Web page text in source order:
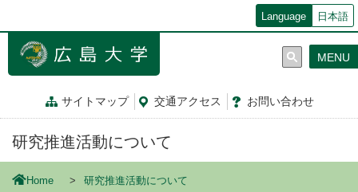
ン
Language 日本語
サイトマップ 交通アクセス お問い合わせ
MENU
研究推進活動について
Home
研究推進活動について